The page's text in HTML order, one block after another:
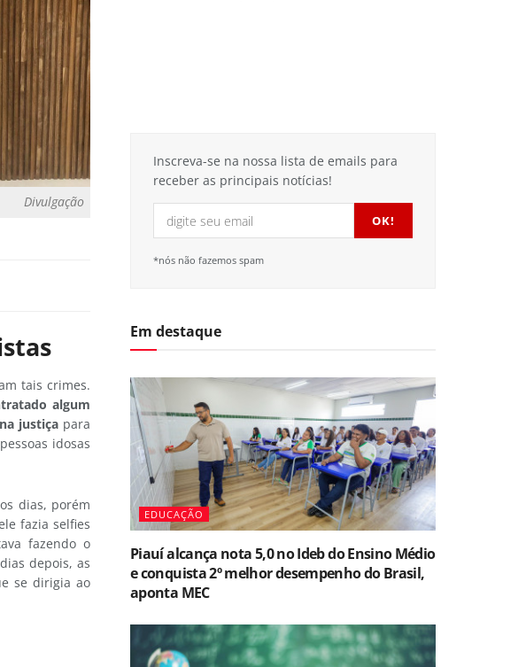
Divulgação
tais crimes.
algum
justiçapara
idosas
dias, porém
fazia selfies
fazendo o
depois, as
se dirigia ao
Inscreva-se na nossa lista de emails para
receber as principais notícias!
*nós não fazemos spam
Em destaque
EDUCAÇÃO
Piauí alcança nota 5,0 no Ideb do Ensino Médio
e conquista 2º melhor desempenho do Brasil,
aponta MEC